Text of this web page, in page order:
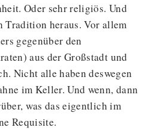
Oder sehr religiös. Und
Tradition heraus. Vor allem
gegenüber den
aus der Großstadt und
Nicht alle haben deswegen
im Keller. Und wenn, dann
was das eigentlich im
Requisite.